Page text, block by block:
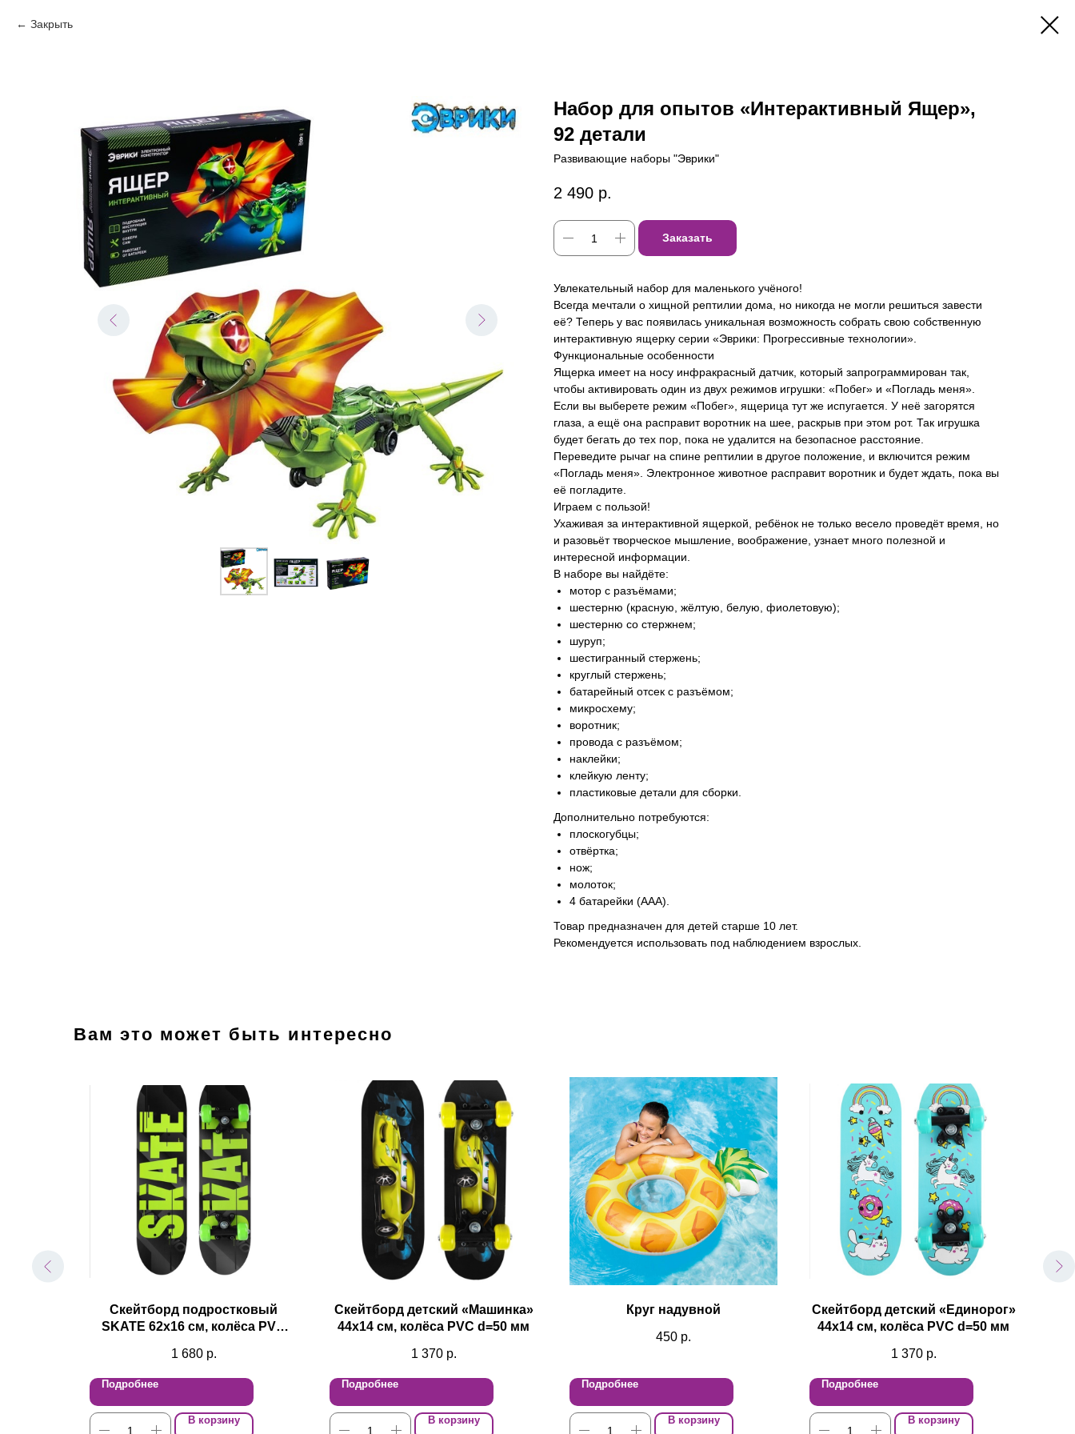
Закрыть
Набор для опытов «Интерактивный Ящер»,
92 детали
Развивающие наборы "Эврики"
2 490 р.
Заказать
Увлекательный набор для маленького учёного!
Всегда мечтали о хищной рептилии дома, но никогда не могли решиться завести
её? Теперь у вас появилась уникальная возможность собрать свою собственную
интерактивную ящерку серии «Эврики: Прогрессивные технологии».
Функциональные особенности
Ящерка имеет на носу инфракрасный датчик, который запрограммирован так,
чтобы активировать один из двух режимов игрушки: «Побег» и «Погладь меня».
Если вы выберете режим «Побег», ящерица тут же испугается. У неё загорятся
глаза, а ещё она расправит воротник на шее, раскрыв при этом рот. Так игрушка
будет бегать до тех пор, пока не удалится на безопасное расстояние.
Переведите рычаг на спине рептилии в другое положение, и включится режим
«Погладь меня». Электронное животное расправит воротник и будет ждать, пока вы
её погладите.
Играем с пользой!
Ухаживая за интерактивной ящеркой, ребёнок не только весело проведёт время, но
и разовьёт творческое мышление, воображение, узнает много полезной и
интересной информации.
В наборе вы найдёте:
мотор с разъёмами;
шестерню (красную, жёлтую, белую, фиолетовую);
шестерню со стержнем;
шуруп;
шестигранный стержень;
круглый стержень;
батарейный отсек с разъёмом;
микросхему;
воротник;
провода с разъёмом;
наклейки;
клейкую ленту;
пластиковые детали для сборки.
Дополнительно потребуются:
плоскогубцы;
отвёртка;
нож;
молоток;
4 батарейки (ААА).
Товар предназначен для детей старше 10 лет.
Рекомендуется использовать под наблюдением взрослых.
Вам это может быть интересно
Скейтборд подростковый
SKATE 62х16 см, колёса PVC
1 680 р.
Подробнее
В корзину
Скейтборд детский «Машинка»
44х14 см, колёса PVC d=50 мм
1 370 р.
Подробнее
В корзину
Круг надувной
450 р.
Подробнее
В корзину
Скейтборд детский «Единорог»
44х14 см, колёса PVC d=50 мм
1 370 р.
Подробнее
В корзину